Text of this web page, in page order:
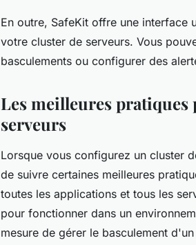
En outre, SafeKit offre une interface
votre cluster de serveurs. Vous
basculements ou configurer des
Les meilleures
serveurs
Lorsque vous configurez un cluster
de suivre certaines meilleures
toutes les applications et tous les
pour fonctionner dans un
mesure de gérer le basculement